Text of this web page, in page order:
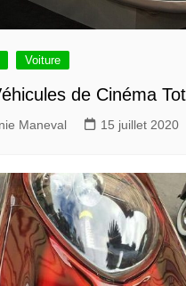
Voiture
de Cinéma
Maneval 15 juillet 2020